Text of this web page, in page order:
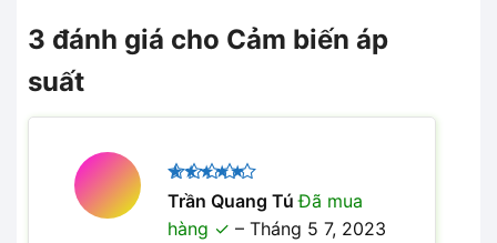
3 đánh giá cho Cảm biến áp
suất
Được xếp
hạng 55
sao
Trần Quang TúĐã mua
hàng
– Tháng 5 7, 2023